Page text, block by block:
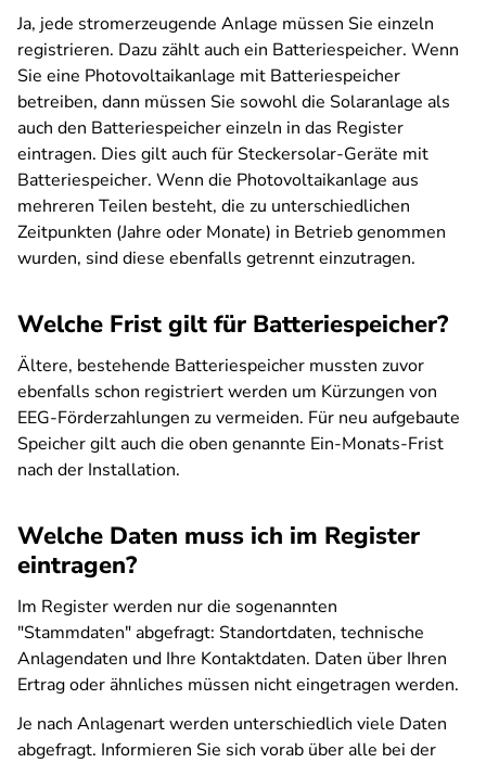
Ja, jede stromerzeugende Anlage müssen Sie einzeln
registrieren. Dazu zählt auch ein Batteriespeicher. Wenn
Sie eine Photovoltaikanlage mit Batteriespeicher
betreiben, dann müssen Sie sowohl die Solaranlage als
auch den Batteriespeicher einzeln in das Register
eintragen. Dies gilt auch für Steckersolar-Geräte mit
Batteriespeicher. Wenn die Photovoltaikanlage aus
mehreren Teilen besteht, die zu unterschiedlichen
Zeitpunkten (Jahre oder Monate) in Betrieb genommen
wurden, sind diese ebenfalls getrennt einzutragen.
Welche Frist gilt für Batteriespeicher?
Ältere, bestehende Batteriespeicher mussten zuvor
ebenfalls schon registriert werden um Kürzungen von
EEG-Förderzahlungen zu vermeiden. Für neu aufgebaute
Speicher gilt auch die oben genannte Ein-Monats-Frist
nach der Installation.
Welche Daten muss ich im Register
eintragen?
Im Register werden nur die sogenannten
"Stammdaten" abgefragt: Standortdaten, technische
Anlagendaten und Ihre Kontaktdaten. Daten über Ihren
Ertrag oder ähnliches müssen nicht eingetragen werden.
Je nach Anlagenart werden unterschiedlich viele Daten
abgefragt. Informieren Sie sich vorab über alle bei der